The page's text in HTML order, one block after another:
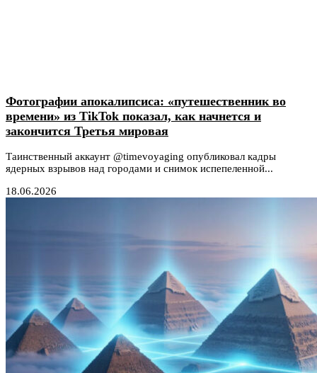
Фотографии апокалипсиса: «путешественник во
времени» из TikTok показал, как начнется и
закончится Третья мировая
Таинственный аккаунт @timevoyaging опубликовал кадры
ядерных взрывов над городами и снимок испепеленной...
18.06.2026